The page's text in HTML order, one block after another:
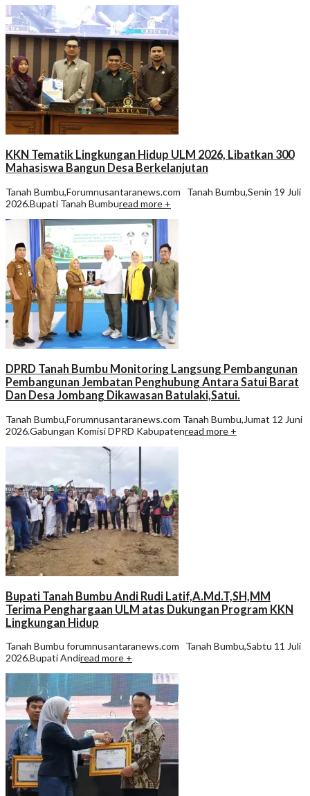
KKN Tematik Lingkungan Hidup ULM 2026, Libatkan 300
Mahasiswa Bangun Desa Berkelanjutan
Tanah Bumbu,Forumnusantaranews.com Tanah Bumbu,Senin 19 Juli
2026.Bupati Tanah Bumburead more +
DPRD Tanah Bumbu Monitoring Langsung Pembangunan
Pembangunan Jembatan Penghubung Antara Satui Barat
Dan Desa Jombang Dikawasan Batulaki,Satui.
Tanah Bumbu,Forumnusantaranews.com Tanah Bumbu,Jumat 12 Juni
2026.Gabungan Komisi DPRD Kabupatenread more +
Bupati Tanah Bumbu Andi Rudi Latif,A.Md.T,SH,MM
Terima Penghargaan ULM atas Dukungan Program KKN
Lingkungan Hidup
Tanah Bumbu forumnusantaranews.com Tanah Bumbu,Sabtu 11 Juli
2026.Bupati Andiread more +